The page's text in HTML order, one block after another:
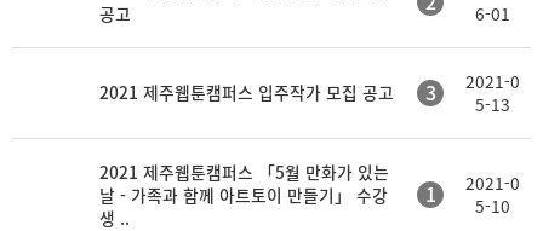
공고
6-01
2021 제주웹툰캠퍼스 입주작가 모집 공고 3
2021-0
5-13
2021 제주웹툰캠퍼스 「5월 만화가 있는
날 - 가족과 함께 아트토이 만들기」 수강
생 ..
1
2021-0
5-10